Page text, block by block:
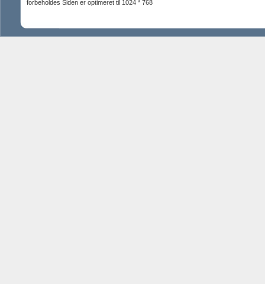
forbeholdes Siden er optimeret til 1024 * 768